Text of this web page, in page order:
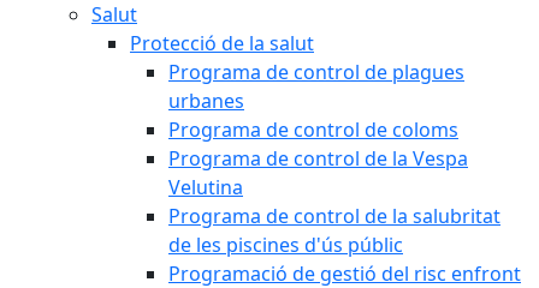
Salut
Protecció de la salut
Programa de control de plagues
urbanes
Programa de control de coloms
Programa de control de la Vespa
Velutina
Programa de control de la salubritat
de les piscines d'ús públic
Programació de gestió del risc enfront